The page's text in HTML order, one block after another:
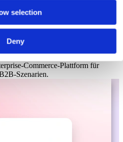
selection
Deny
Commerce-Plattform für
Szenarien.